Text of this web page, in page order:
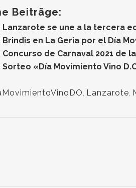
Beiträge:
se une a la tercera
Brindis en La Geria por el Día
Concurso de Carnaval 2021 de
Sorteo «Día Movimiento Vino
, Lanzarote,